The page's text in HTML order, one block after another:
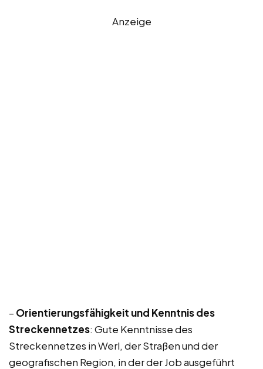
Anzeige
– Orientierungsfähigkeit und Kenntnis des
Streckennetzes: Gute Kenntnisse des
Streckennetzes in Werl, der Straßen und der
geografischen Region, in der der Job ausgeführt